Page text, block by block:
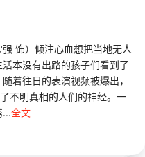
饰）倾注心血想把当地无人
本没有出路的孩子们看到了
着往日的表演视频被爆出，
不明真相的人们的神经。一
...全文